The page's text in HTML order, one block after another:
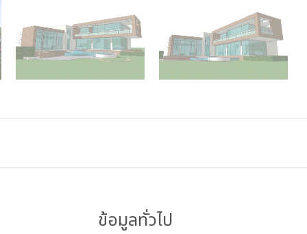
ข้อมูลทั่วไป